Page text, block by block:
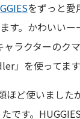
をずっと愛
す。かわいいー
ラクターのク
」を使ってます
ど使いまし
す。